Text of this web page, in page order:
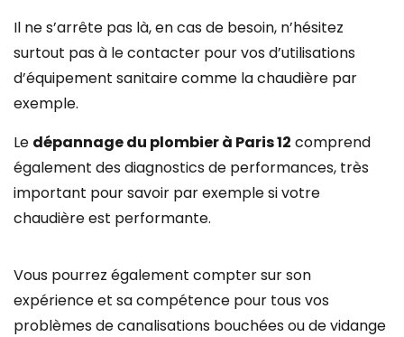
Il ne s’arrête pas là, en cas de besoin, n’hésitez
surtout pas à le contacter pour vos d’utilisations
d’équipement sanitaire comme la chaudière par
exemple.
Le dépannage du plombier à Paris 12 comprend
également des diagnostics de performances, très
important pour savoir par exemple si votre
chaudière est performante.
Vous pourrez également compter sur son
expérience et sa compétence pour tous vos
problèmes de canalisations bouchées ou de vidange